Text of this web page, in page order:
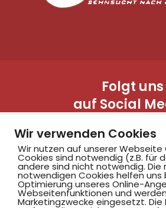
Folgt uns
auf Social
Wir verwenden Cookies
Wir nutzen auf unserer Webseite
Cookies sind notwendig (z.B. für
andere sind nicht notwendig. Die
notwendigen Cookies helfen uns
Optimierung unseres Online-
Webseitenfunktionen und
Marketingzwecke eingesetzt. Die